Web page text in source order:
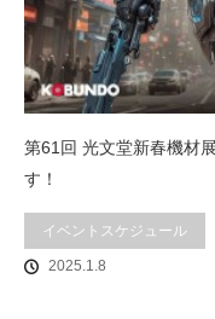
第61回 光文堂新春機材
す！
イベントスケジュール
2025.1.8